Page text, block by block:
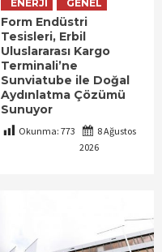
ENERJI GENEL
Form Endüstri
Tesisleri, Erbil
Uluslararası Kargo
Terminali’ne
Sunviatube ile Doğal
Aydınlatma Çözümü
Sunuyor
Okunma: 773
8 Ağustos
2026